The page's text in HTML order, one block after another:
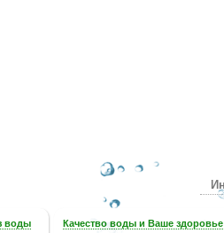
воды
Качество воды и Ваше здоровье